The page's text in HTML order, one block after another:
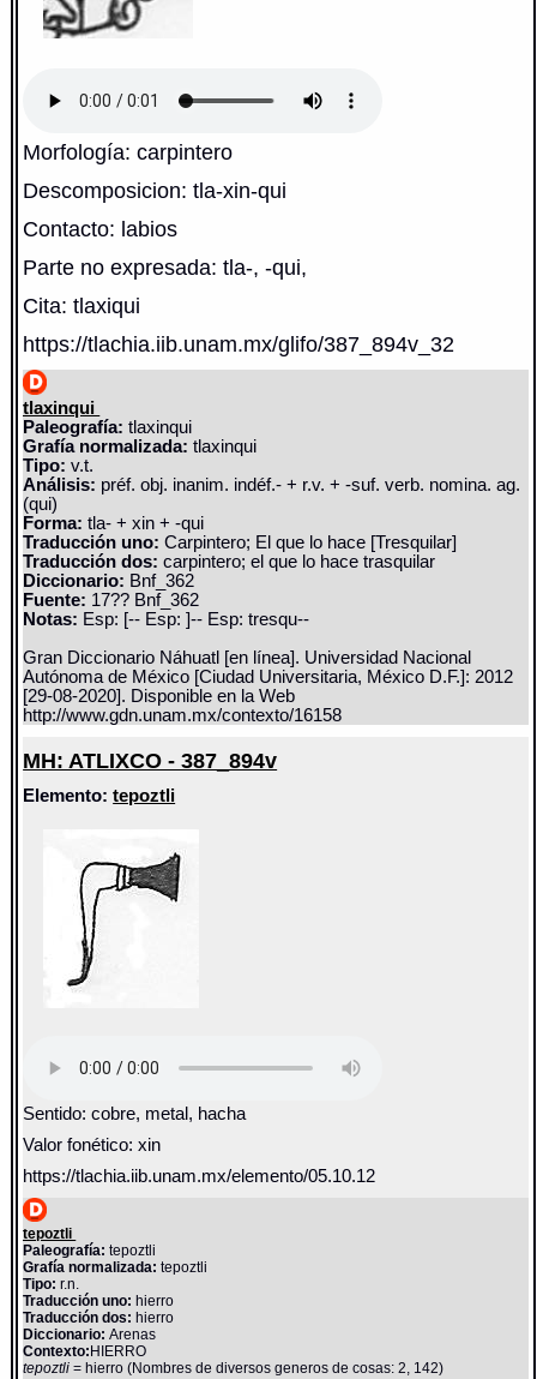
Morfología: carpintero
Descomposicion: tla-xin-qui
Contacto: labios
Parte no expresada: tla-, -qui,
Cita: tlaxiqui
https://tlachia.iib.unam.mx/glifo/387_894v_32
tlaxinqui
Paleografía: tlaxinqui
Grafía normalizada: tlaxinqui
Tipo: v.t.
Análisis: préf. obj. inanim. indéf.- + r.v. + -suf. verb. nomina. ag.
(qui)
Forma: tla- + xin + -qui
Traducción uno: Carpintero; El que lo hace [Tresquilar]
Traducción dos: carpintero; el que lo hace trasquilar
Diccionario: Bnf_362
Fuente: 17?? Bnf_362
Notas: Esp: [-- Esp: ]-- Esp: tresqu--
Gran Diccionario Náhuatl [en línea]. Universidad Nacional
Autónoma de México [Ciudad Universitaria, México D.F.]: 2012
[29-08-2020]. Disponible en la Web
http://www.gdn.unam.mx/contexto/16158
MH: ATLIXCO - 387_894v
Elemento:tepoztli
Sentido: cobre, metal, hacha
Valor fonético: xin
https://tlachia.iib.unam.mx/elemento/05.10.12
tepoztli
Paleografía: tepoztli
Grafía normalizada: tepoztli
Tipo: r.n.
Traducción uno: hierro
Traducción dos: hierro
Diccionario:Arenas
Contexto: HIERRO
tepoztli= hierro (Nombres de diversos generos de cosas: 2, 142)